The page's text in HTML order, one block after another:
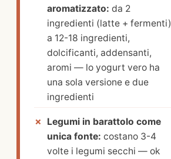
aromatizzato: da 2
ingredienti (latte + fermenti)
a 12-18 ingredienti,
dolcificanti, addensanti,
aromi — lo yogurt vero ha
una sola versione e due
ingredienti
Legumi in barattolo come
unica fonte: costano 3-4
volte i legumi secchi — ok